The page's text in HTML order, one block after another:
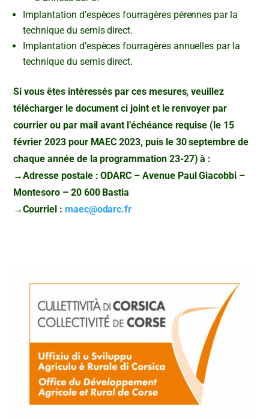
Implantation d’espèces fourragères pérennes par la
technique du semis direct.
Implantation d’espèces fourragères annuelles par la
technique du semis direct.
Si vous êtes intéressés par ces mesures, veuillez
télécharger le document ci joint et le renvoyer par
courrier ou par mail avant l’échéance requise (le 15
février 2023 pour MAEC 2023, puis le 30 septembre de
chaque année de la programmation 23-27) à :
→Adresse postale : ODARC – Avenue Paul Giacobbi –
Montesoro – 20 600 Bastia
→Courriel : maec@odarc.fr